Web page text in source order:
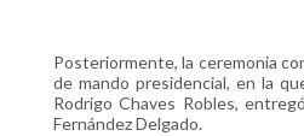
Posteriormente, la ceremonia
de mando presidencial, en la
Rodrigo Chaves Robles,
Fernández Delgado.